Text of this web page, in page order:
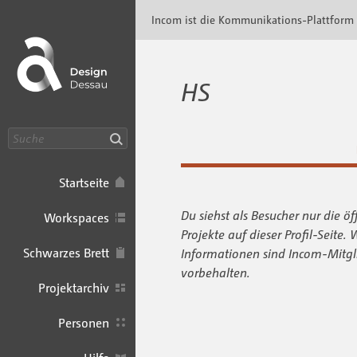
Startseite
Workspaces
Schwarzes Brett
Projektarchiv
Personen
Incom ist die Kommunikations-Plattform
HS
Du siehst als Besucher nur die
Projekte auf dieser Profil-Seite.
Informationen sind Incom-
vorbehalten.